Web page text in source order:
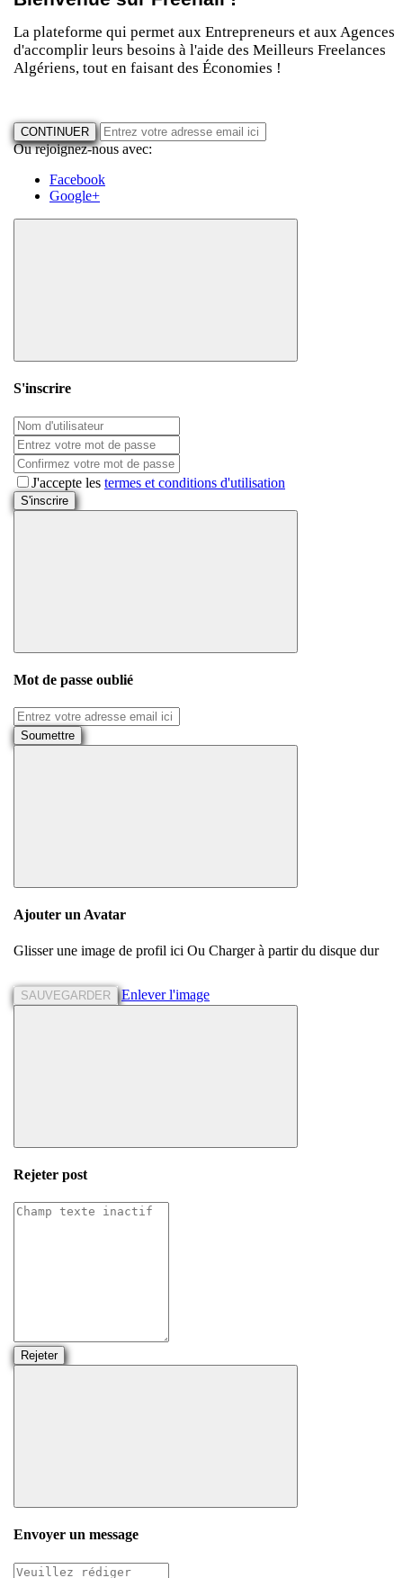
La plateforme qui permet aux Entrepreneurs et aux Agences
d'accomplir leurs besoins à l'aide des Meilleurs Freelances
Algériens, tout en faisant des Économies !
CONTINUER
Ou rejoignez-nous avec:
Facebook
Google+
S'inscrire
J'accepte les termes et conditions d'utilisation
S'inscrire
Mot de passe oublié
Soumettre
Ajouter un Avatar
Glisser une image de profil ici Ou Charger à partir du disque dur
SAUVEGARDER Enlever l'image
Rejeter post
Rejeter
Envoyer un message